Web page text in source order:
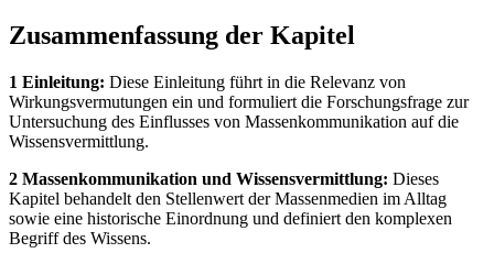
Zusammenfassung der Kapitel
1 Einleitung: Diese Einleitung führt in die Relevanz von
Wirkungsvermutungen ein und formuliert die Forschungsfrage zur
Untersuchung des Einflusses von Massenkommunikation auf die
Wissensvermittlung.
2 Massenkommunikation und Wissensvermittlung: Dieses
Kapitel behandelt den Stellenwert der Massenmedien im Alltag
sowie eine historische Einordnung und definiert den komplexen
Begriff des Wissens.